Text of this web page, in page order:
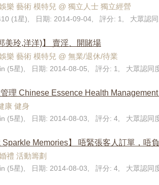
樂 藝術 模特兒 @ 獨立人士 獨立經營
(1星), 日期: 2014-09-04, 評分: 1, 大眾認
美玲,洋洋)】 賣淫、開賭場
樂 藝術 模特兒 @ 無業/退休/待業
(5星), 日期: 2014-08-05, 評分: 1, 大眾認同
管理 Chinese Essence Health
康 健身
(5星), 日期: 2014-08-03, 評分: 4, 大眾認同
Sparkle Memories】 唔緊張客人訂單，唔
禮 活動籌劃
(5星), 日期: 2014-08-03, 評分: 4, 大眾認同